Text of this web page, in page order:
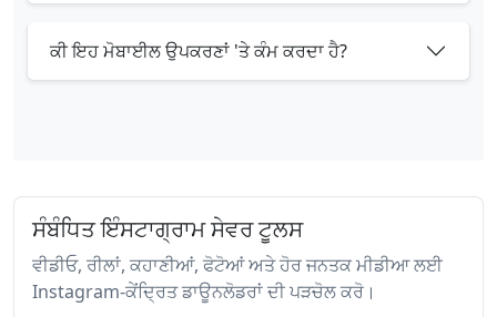
ਕੀ ਇਹ ਮੋਬਾਈਲ ਉਪਕਰਣਾਂ 'ਤੇ ਕੰਮ ਕਰਦਾ ਹੈ?
ਸੰਬੰਧਿਤ ਇੰਸਟਾਗ੍ਰਾਮ ਸੇਵਰ ਟੂਲਸ
ਵੀਡੀਓ, ਰੀਲਾਂ, ਕਹਾਣੀਆਂ, ਫੋਟੋਆਂ ਅਤੇ ਹੋਰ ਜਨਤਕ ਮੀਡੀਆ ਲਈ
Instagram-ਕੇਂਦ੍ਰਿਤ ਡਾਊਨਲੋਡਰਾਂ ਦੀ ਪੜਚੋਲ ਕਰੋ।